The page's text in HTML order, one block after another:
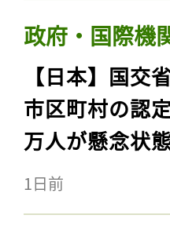
政府・国際機
【日本】国交
市区町村の認
万人が懸念状
1日前